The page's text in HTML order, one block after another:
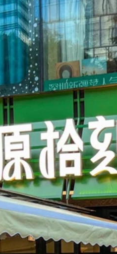
公仔仲可以用幾個細公仔換～